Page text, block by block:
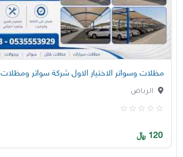
مظلات وسواتر الاختيار الاول شركة سواتر ومظلات
الرياض
120 ﷼